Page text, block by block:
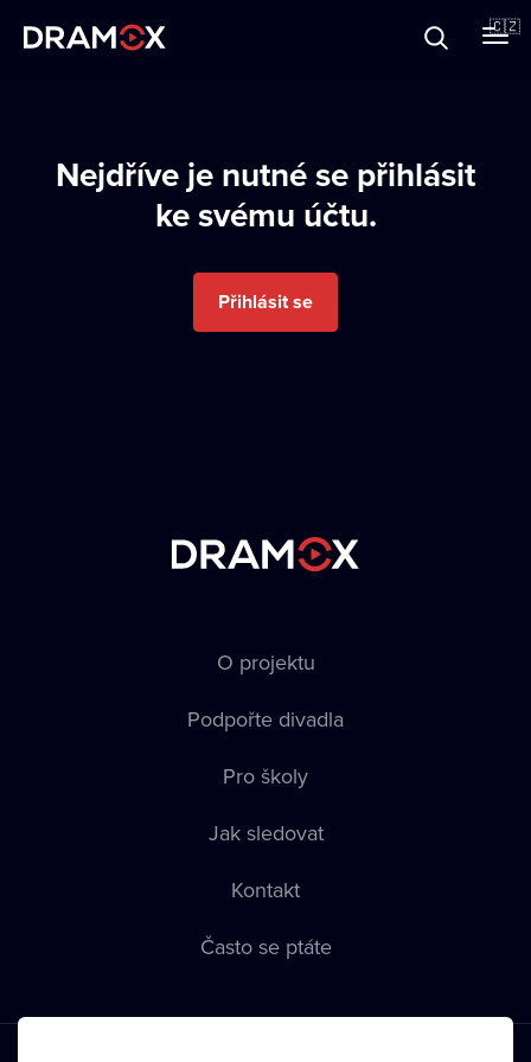
🇨🇿
Registrujte se
Nejdříve je nutné se přihlásit
ke svému účtu.
Přihlásit se
O projektu
Podpořte divadla
Pro školy
Jak sledovat
Kontakt
Často se ptáte